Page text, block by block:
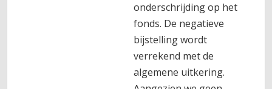
onderschrijding op het
fonds. De negatieve
bijstelling wordt
verrekend met de
algemene uitkering.